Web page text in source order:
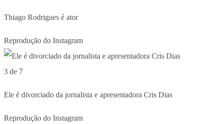
Thiago Rodrigues é ator
Reprodução do Instagram
3 de 7
Ele é divorciado da jornalista e apresentadora Cris Dias
Reprodução do Instagram